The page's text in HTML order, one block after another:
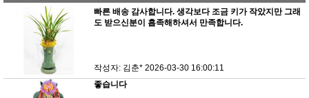
빠른 배송 감사합니다. 생각보다 조금 키가 작았지만 그래
도 받으신분이 흡족해하셔서 만족합니다.
작성자: 김춘* 2026-03-30 16:00:11
좋습니다